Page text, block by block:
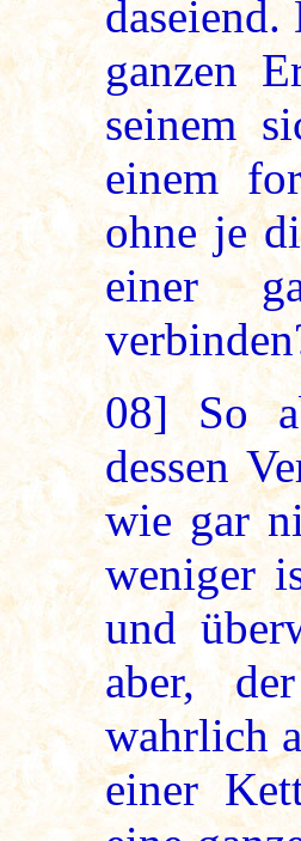
ganzen
seinem
einem
ohne je
einer
08] So
dessen
wie gar
weniger
und
aber,
wahrlich
einer